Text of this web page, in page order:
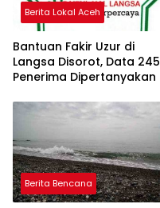
Berita Lokal Aceh
Bantuan Fakir Uzur di
Langsa Disorot, Data 245
Penerima Dipertanyakan
Berita Bencana